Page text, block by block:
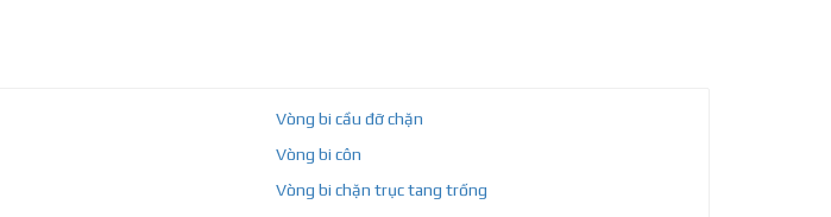
Vòng bi cầu đỡ chặn
Vòng bi côn
Vòng bi chặn trục tang trống